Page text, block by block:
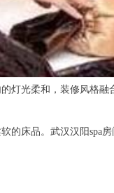
柔和，装修风格融
品。武汉汉阳spa房